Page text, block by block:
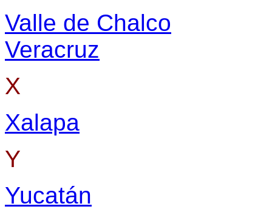
Valle de Chalco
Veracruz
X
Xalapa
Y
Yucatán